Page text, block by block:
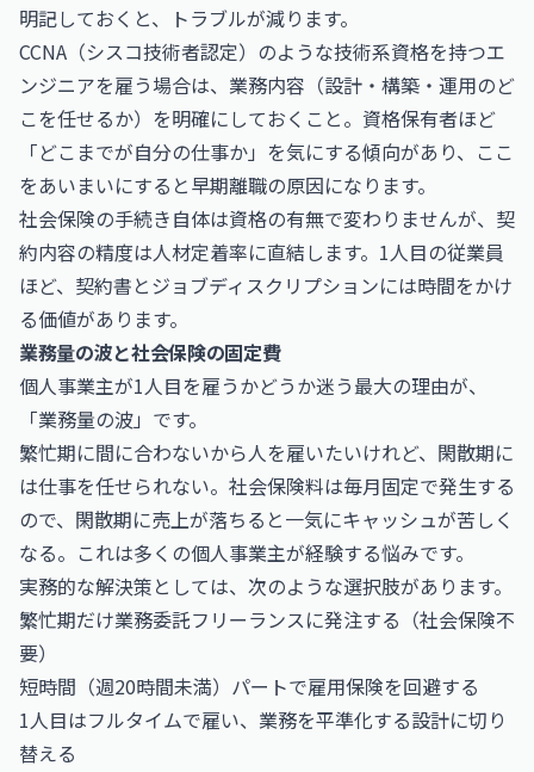
明記しておくと、トラブルが減ります。
CCNA（シスコ技術者認定） のような技術系資格を持つエ
ンジニアを雇う場合は、業務内容（設計・構築・運用のど
こを任せるか）を明確にしておくこと。資格保有者ほど
「どこまでが自分の仕事か」を気にする傾向があり、ここ
をあいまいにすると早期離職の原因になります。
社会保険の手続き自体は資格の有無で変わりませんが、契
約内容の精度は人材定着率に直結します。1人目の従業員
ほど、契約書とジョブディスクリプションには時間をかけ
る価値があります。
業務量の波と社会保険の固定費
個人事業主が1人目を雇うかどうか迷う最大の理由が、
「業務量の波」です。
繁忙期に間に合わないから人を雇いたいけれど、閑散期に
は仕事を任せられない。社会保険料は毎月固定で発生する
ので、閑散期に売上が落ちると一気にキャッシュが苦しく
なる。これは多くの個人事業主が経験する悩みです。
実務的な解決策としては、次のような選択肢があります。
繁忙期だけ業務委託フリーランスに発注する（社会保険不
要）
短時間（週20時間未満）パートで雇用保険を回避する
1人目はフルタイムで雇い、業務を平準化する設計に切り
替える